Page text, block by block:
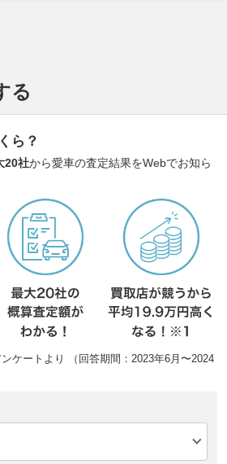
る
ら？
20社から愛車の査定結果をWebでお知ら
ケートより （回答期間：2023年6月〜2024